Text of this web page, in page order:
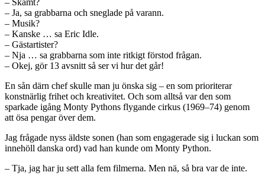
– Ja, sa grabbarna och sneglade på varann.
– Musik?
– Kanske … sa Eric Idle.
– Gästartister?
– Nja … sa grabbarna som inte ritkigt förstod frågan.
– Okej, gör 13 avsnitt så ser vi hur det går!
En sån därn chef skulle man ju önska sig – en som prioriterar
konstnärlig frihet och kreativitet. Och som alltså var den som
sparkade igång Monty Pythons flygande cirkus (1969–74) genom
att ösa pengar över dem.
Jag frågade nyss äldste sonen (han som engagerade sig i luckan som
innehöll danska ord) vad han kunde om Monty Python.
– Tja, jag har ju sett alla fem filmerna. Men nä, så bra var de inte.